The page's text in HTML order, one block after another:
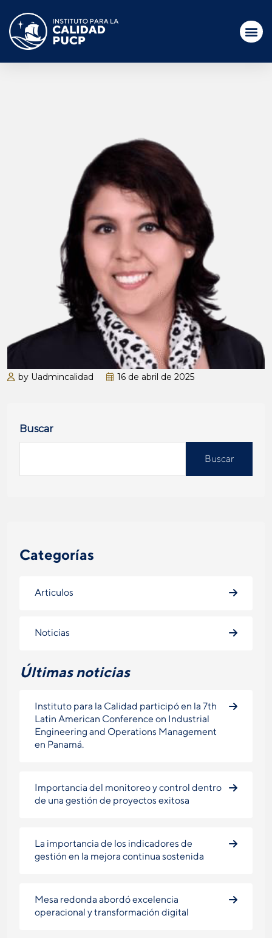
by Uadmincalidad 16 de abril de 2025
Buscar
Buscar
Categorías
Articulos
Noticias
Últimas noticias
Instituto para la Calidad participó en la 7th
Latin American Conference on Industrial
Engineering and Operations Management
en Panamá.
Importancia del monitoreo y control dentro
de una gestión de proyectos exitosa
La importancia de los indicadores de
gestión en la mejora continua sostenida
Mesa redonda abordó excelencia
operacional y transformación digital